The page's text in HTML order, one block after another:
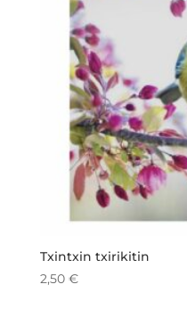
Txintxin txirikitin
2,50 €